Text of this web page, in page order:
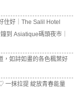
住好｜The Salil Hotel
到 Asiatique碼頭夜市｜
，如詩如畫的各色楓葉好
一抹拉提 綻放青春能量